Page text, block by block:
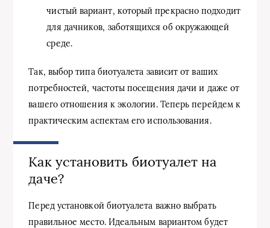
чистый вариант, который прекрасно подходит
для дачников, заботящихся об окружающей
среде.
Так, выбор типа биотуалета зависит от ваших
потребностей, частоты посещения дачи и даже от
вашего отношения к экологии. Теперь перейдем к
практическим аспектам его использования.
Как установить биотуалет на
даче?
Перед установкой биотуалета важно выбрать
правильное место. Идеальным вариантом будет